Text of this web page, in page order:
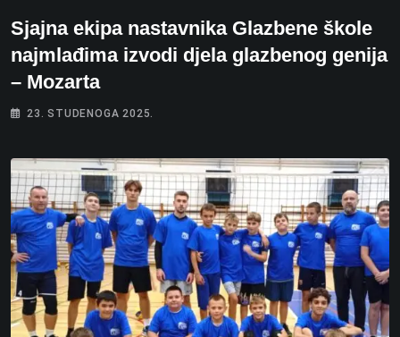
Sjajna ekipa nastavnika Glazbene škole
najmlađima izvodi djela glazbenog genija
– Mozarta
23. STUDENOGA 2025.